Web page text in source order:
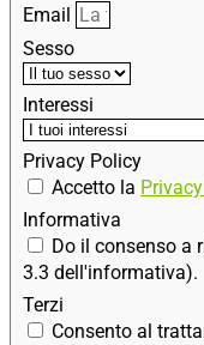
Email
Sesso
Interessi
Privacy Policy
Accetto la
Informativa
Do il consenso a
3.3 dell'informativa).
Terzi
Consento al